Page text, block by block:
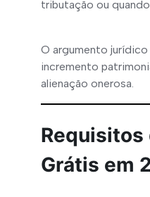
tributação ou
O argumento jurídico
incremento
alienação onerosa.
Requisitos
Grátis em